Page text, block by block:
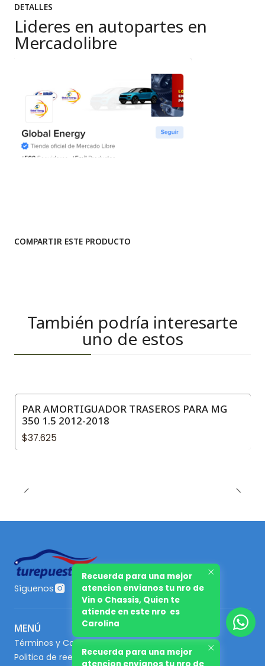
DETALLES
Lideres en autopartes en
Mercadolibre
COMPARTIR ESTE PRODUCTO
También podría interesarte
uno de estos
PAR AMORTIGUADOR TRASEROS PARA MG
350 1.5 2012-2018
$37.625
Síguenos
MENÚ
Términos y Condiciones
Politica de reembolsoRecuerda para una mejor
Recuerda para una mejor
atencion envianos tu nro de
Vin o Chassis, Quien te
atiende en este nro es
Carolina